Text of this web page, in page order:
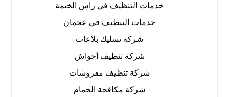
خدمات التنظيف في راس الخيمة
خدمات التنظيف في عجمان
شركة تسليك بلاعات
شركة تنظيف أحواش
شركة تنظيف مفروشات
شركة مكافحة الحمام